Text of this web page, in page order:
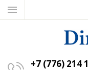
+7 (776) 214